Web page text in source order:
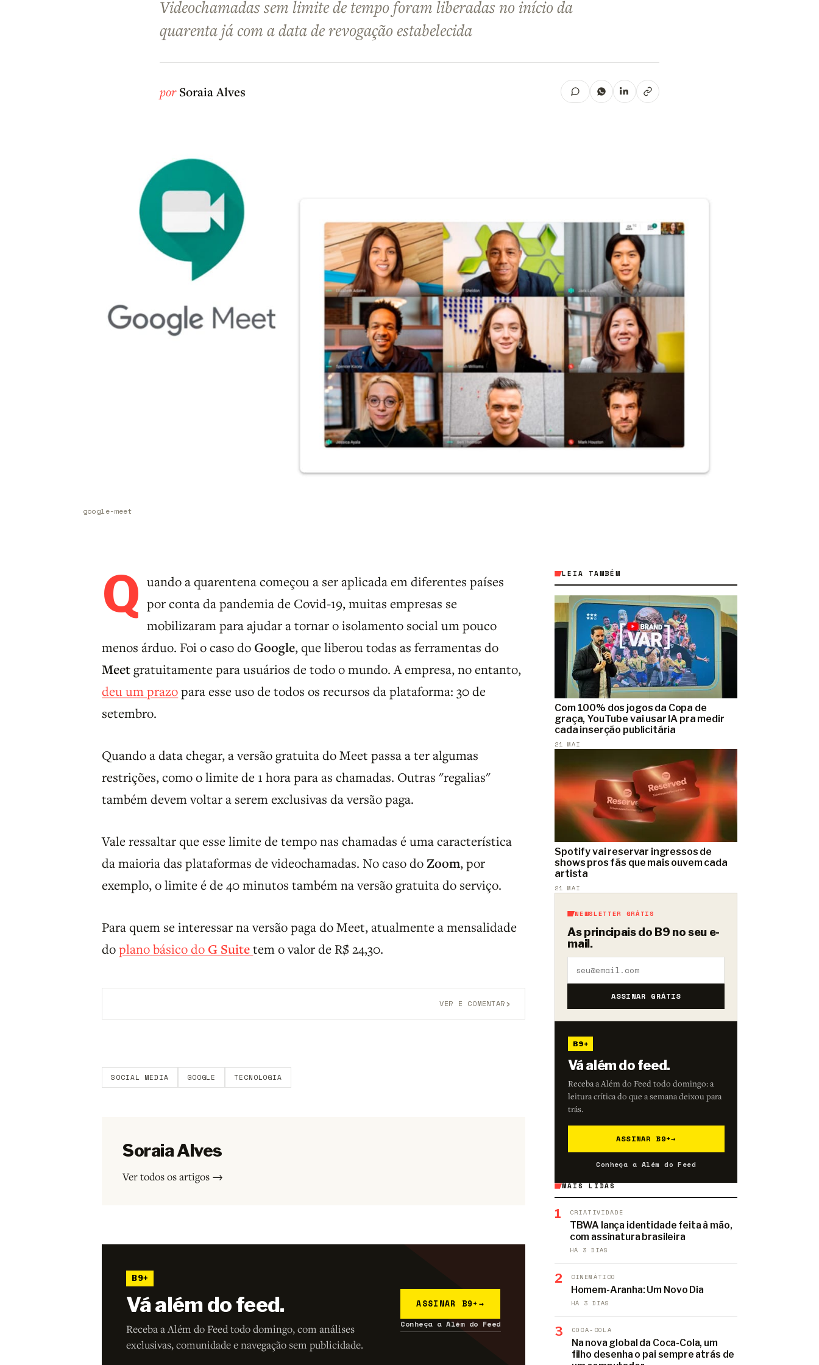
Videochamadas sem limite de tempo foram liberadas no início da
quarenta já com a data de revogação estabelecida
por Soraia Alves
google-meet
Q uando a quarentena começou a ser aplicada em diferentes países
por conta da pandemia de Covid-19, muitas empresas se
mobilizaram para ajudar a tornar o isolamento social um pouco
menos árduo. Foi o caso do Google, que liberou todas as ferramentas do
Meetgratuitamente para usuários de todo o mundo. A empresa, no entanto,
deu um prazopara esse uso de todos os recursos da plataforma: 30 de
setembro.
Quando a data chegar, a versão gratuita do Meet passa a ter algumas
restrições, como o limite de 1 hora para as chamadas. Outras "regalias"
também devem voltar a serem exclusivas da versão paga.
Vale ressaltar que esse limite de tempo nas chamadas é uma característica
da maioria das plataformas de videochamadas. No caso doZoom, por
exemplo, o limite é de 40 minutos também na versão gratuita do serviço.
Para quem se interessar na versão paga do Meet, atualmente a mensalidade
doplano básico do G Suitetem o valor de R$ 24,30.
VER E COMENTAR›
SOCIAL MEDIA GOOGLE TECNOLOGIA
Soraia Alves
Ver todos os artigos →
B9+
Vá além do feed.
Receba a Além do Feed todo domingo, com análises
exclusivas, comunidade e navegação sem publicidade.
ASSINAR B9+ →
Conheça a Além do Feed
LEIA TAMBÉM
Com 100% dos jogos da Copa de
graça, YouTube vai usar IA pra medir
cada inserção publicitária
21 MAI
Spotify vai reservar ingressos de
shows pros fãs que mais ouvem cada
artista
21 MAI
NEWSLETTER GRÁTIS
As principais do B9 no seu e-
mail.
ASSINAR GRÁTIS
B9+
Vá além do feed.
Receba a Além do Feed todo domingo: a
leitura crítica do que a semana deixou para
trás.
ASSINAR B9+→
Conheça a Além do Feed
MAIS LIDAS
1 CRIATIVIDADE
TBWA lança identidade feita à mão,
com assinatura brasileira
HÁ 3 DIAS
2 CINEMÁTICO
Homem-Aranha: Um Novo Dia
HÁ 3 DIAS
3 COCA-COLA
Na nova global da Coca-Cola, um
filho desenha o pai sempre atrás de